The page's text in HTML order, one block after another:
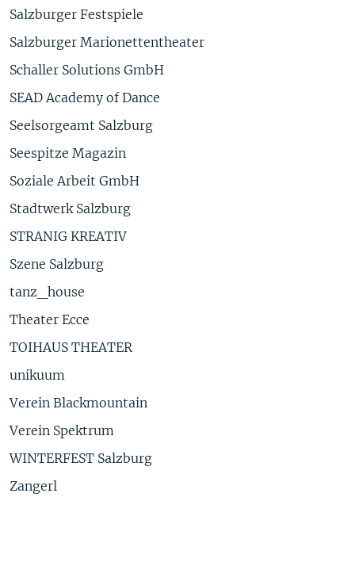
Salzburger Festspiele
Salzburger Marionettentheater
Schaller Solutions GmbH
SEAD Academy of Dance
Seelsorgeamt Salzburg
Seespitze Magazin
Soziale Arbeit GmbH
Stadtwerk Salzburg
STRANIG KREATIV
Szene Salzburg
tanz_house
Theater Ecce
TOIHAUS THEATER
unikuum
Verein Blackmountain
Verein Spektrum
WINTERFEST Salzburg
Zangerl